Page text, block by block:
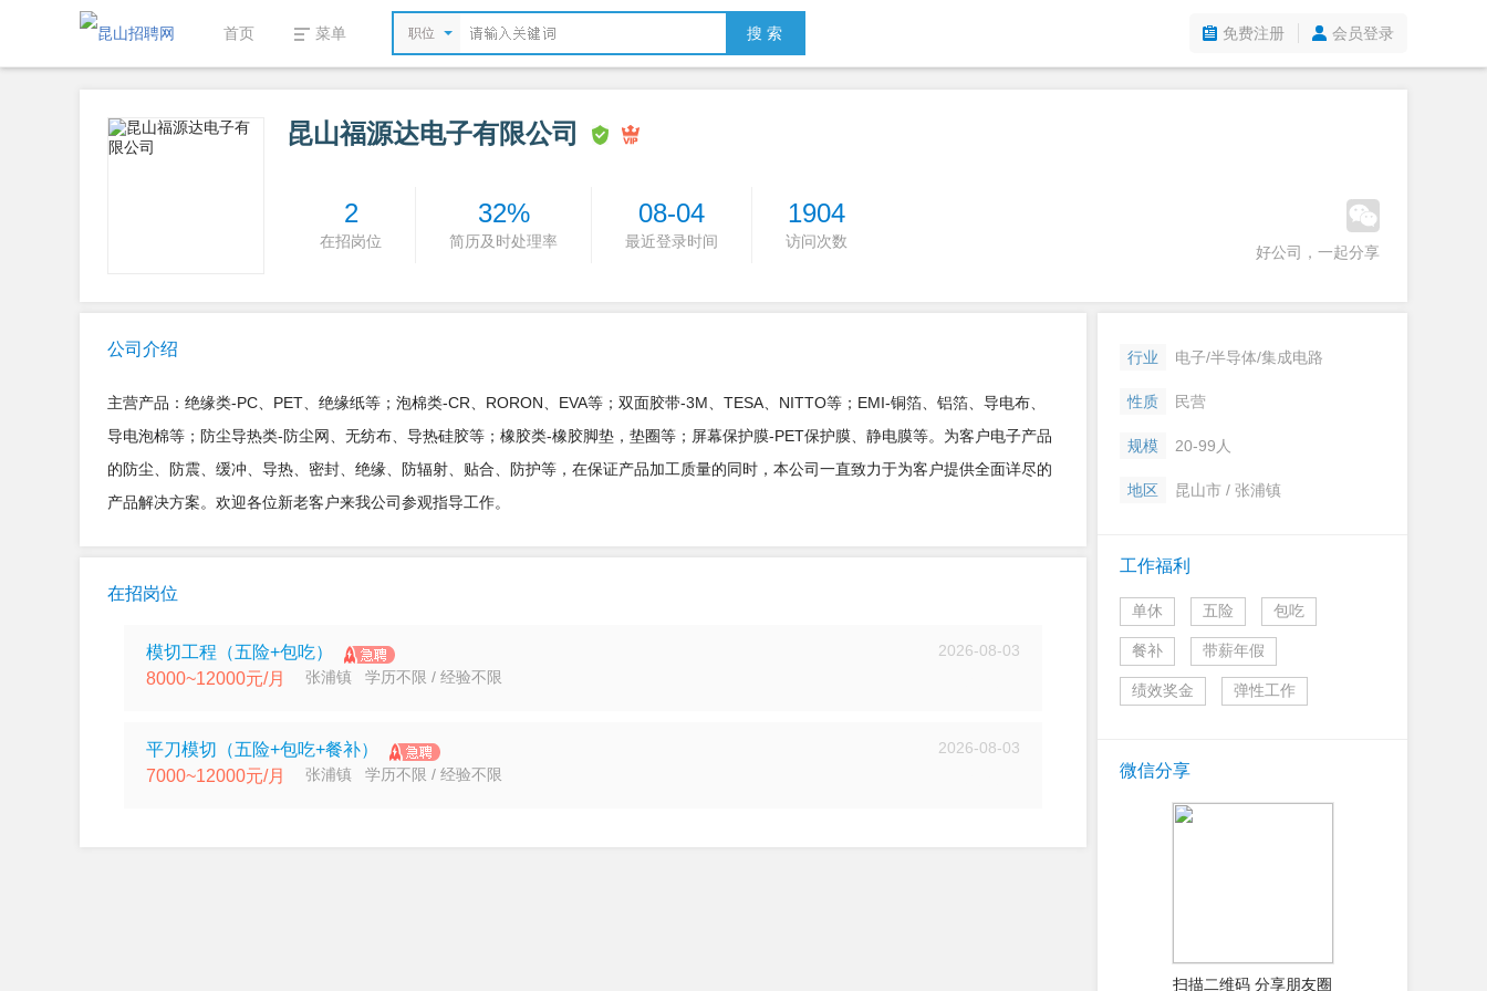
首页 菜单 职位 搜 索 免费注册 会员登录
昆山福源达电子有限公司
2
在招岗位
32%
简历及时处理率
08-04
最近登录时间
1904
访问次数
好公司，一起分享
公司介绍
主营产品：绝缘类-PC、PET、绝缘纸等；泡棉类-CR、RORON、EVA等；双面胶带-3M、TESA、NITTO等；EMI-铜箔、铝箔、导电布、
导电泡棉等；防尘导热类-防尘网、无纺布、导热硅胶等；橡胶类-橡胶脚垫，垫圈等；屏幕保护膜-PET保护膜、静电膜等。为客户电子产品
的防尘、防震、缓冲、导热、密封、绝缘、防辐射、贴合、防护等，在保证产品加工质量的同时，本公司一直致力于为客户提供全面详尽的
产品解决方案。欢迎各位新老客户来我公司参观指导工作。
在招岗位
模切工程（五险+包吃） 2026-08-03
8000~12000元/月 张浦镇 学历不限 / 经验不限
平刀模切（五险+包吃+餐补） 2026-08-03
7000~12000元/月 张浦镇 学历不限 / 经验不限
行业 电子/半导体/集成电路
性质 民营
规模 20-99人
地区 昆山市 / 张浦镇
工作福利
单休 五险 包吃
餐补 带薪年假
绩效奖金 弹性工作
微信分享
扫描二维码 分享朋友圈